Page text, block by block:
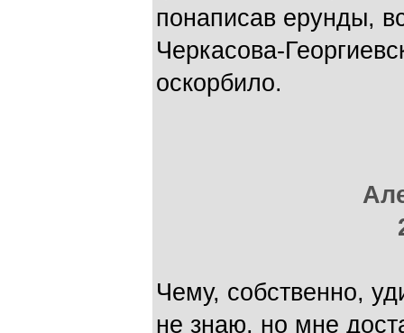
понаписав ерунды,
Черкасова-
оскорбило.
Чему, собственно,
не знаю, но мне